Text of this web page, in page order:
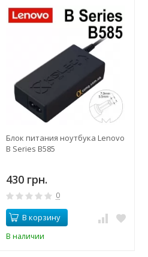
Блок питания ноутбука Lenovo
B Series B585
430 грн.
0
В корзину
В наличии